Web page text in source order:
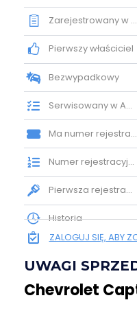
Zarejestrowany w Polsce
Pierwszy właściciel
Bezwypadkowy
Serwisowany w ASO
Ma numer rejestracyjny
Numer rejestracyjny
Pierwsza rejestracja
Historia
ZALOGUJ SIĘ, ABY
UWAGI
Chevrolet